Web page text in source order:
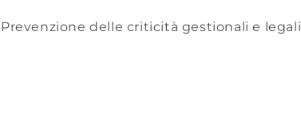
Prevenzione delle criticità gestionali e legali